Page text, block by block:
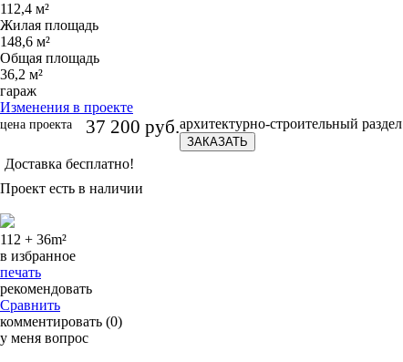
112,4 м²
Жилая площадь
148,6 м²
Общая площадь
36,2 м²
гараж
Изменения в проекте
цена проекта 37 200 руб.архитектурно-строительный раздел
ЗАКАЗАТЬ
Доставка бесплатно!
Проект есть в наличии
112 + 36m²
в избранное
печать
рекомендовать
Сравнить
комментировать (0)
у меня вопрос